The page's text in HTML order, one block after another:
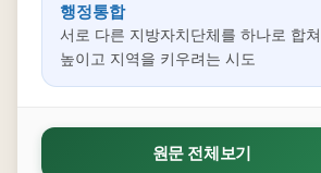
행정통합
서로 다른 지방자치단체를 하나로 합
높이고 지역을 키우려는 시도
원문 전체보기